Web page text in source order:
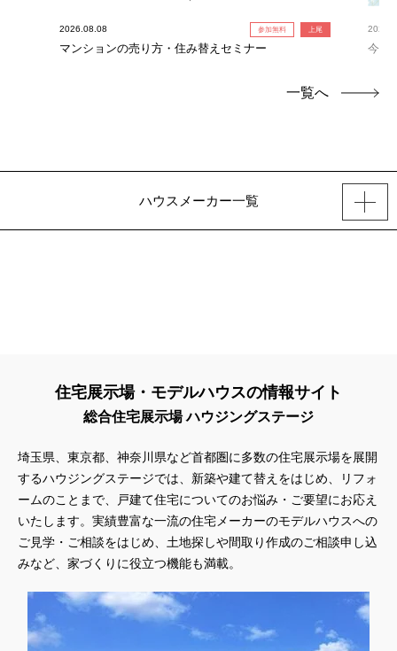
2026.08.08 参加無料 上尾
マンションの売り方・住み替えセミナー
今だ
一覧へ
ハウスメーカー一覧
住宅展示場・モデルハウスの情報サイト
総合住宅展示場 ハウジングステージ
埼玉県、東京都、神奈川県など首都圏に多数の住宅展示場を展開
するハウジングステージでは、新築や建て替えをはじめ、リフォ
ームのことまで、戸建て住宅についてのお悩み・ご要望にお応え
いたします。実績豊富な一流の住宅メーカーのモデルハウスへの
ご見学・ご相談をはじめ、土地探しや間取り作成のご相談申し込
みなど、家づくりに役立つ機能も満載。